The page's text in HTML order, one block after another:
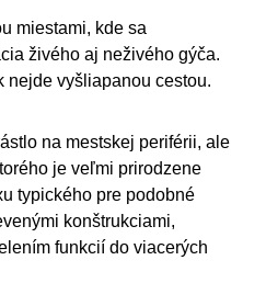
miestami, kde sa
živého aj neživého gýča.
nejde vyšliapanou cestou.
na mestskej periférii, ale
je veľmi prirodzene
typického pre podobné
konštrukciami,
funkcií do viacerých